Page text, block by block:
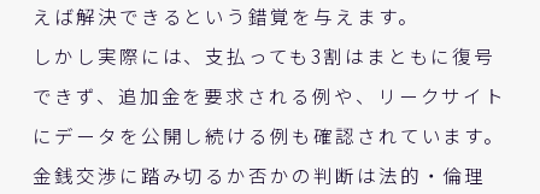
えば解決できるという錯覚を与えます。
しかし実際には、支払っても3割はまともに復号
できず、追加金を要求される例や、リークサイト
にデータを公開し続ける例も確認されています。
金銭交渉に踏み切るか否かの判断は法的・倫理